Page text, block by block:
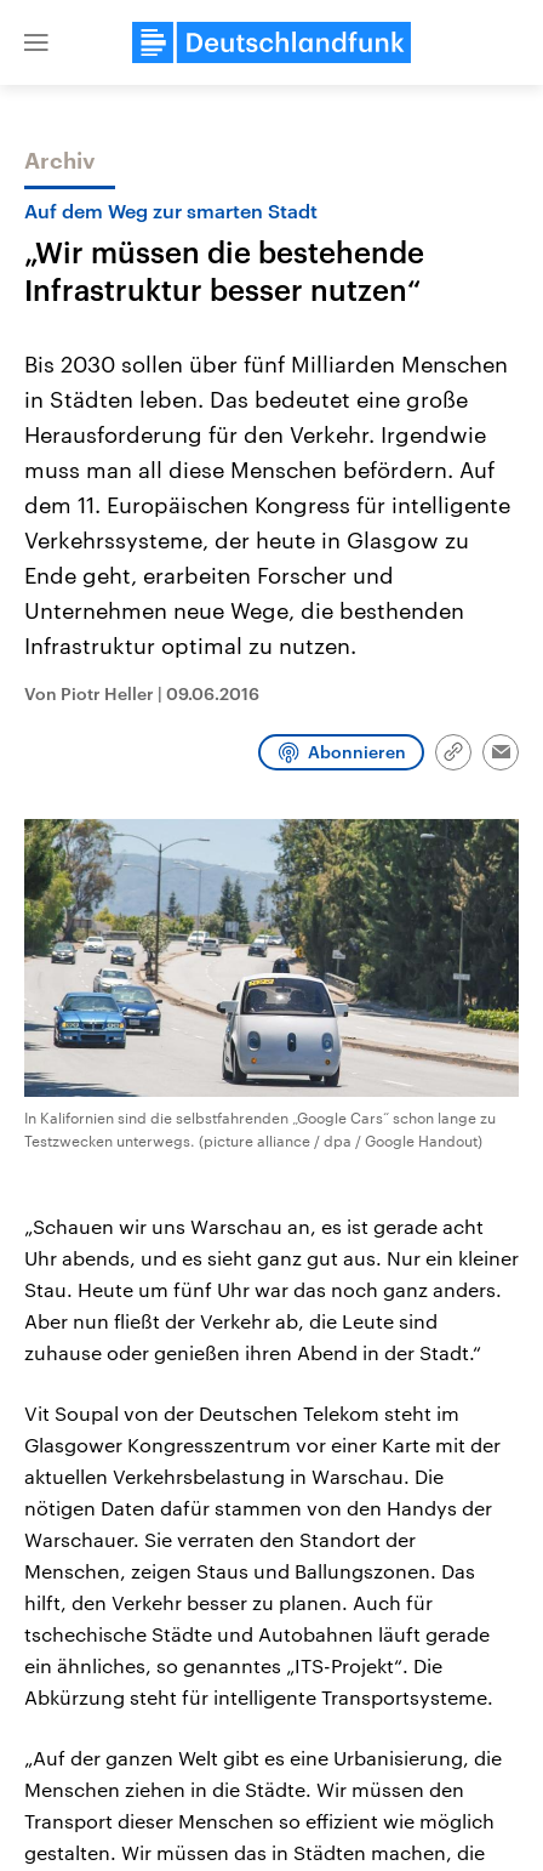
Close
Themen
Landtagswahl Sachsen-Anhalt
2026
Alle Informationen
Sachsen-Anhalt wählt am 6.
September 2026 einen neuen
Landtag. Seit 2021 wird das
Bundesland von einer Koalition aus
CDU, SPD und FDP regiert.-
Umfragen, Prognosen,
Wahlprogramme, aktuelle Berichte
und Hintergründe zu den Parteien
und Kandidaten der anstehenden
Wahl.
USA
Aktuelle Beiträge,
Hintergründe
Wirtschaftlich und
gehören die Vereinigten
den mächtigsten Ländern
mit großem Einfluss auf
aktuelle Weltgeschehen.
Sendungen Programm Podcasts
Archiv
Auf dem Weg zur smarten Stadt
„Wir müssen die bestehende
Infrastruktur besser nutzen“
Bis 2030 sollen über fünf Milliarden Menschen
in Städten leben. Das bedeutet eine große
Herausforderung für den Verkehr. Irgendwie
muss man all diese Menschen befördern. Auf
dem 11. Europäischen Kongress für intelligente
Verkehrssysteme, der heute in Glasgow zu
Ende geht, erarbeiten Forscher und
Unternehmen neue Wege, die besthenden
Infrastruktur optimal zu nutzen.
Von Piotr Heller | 09.06.2016
Abonnieren
Link
In Kalifornien sind die selbstfahrenden „Google Cars“ schon lange zu
Testzwecken unterwegs. (picture alliance / dpa / Google Handout)
„Schauen wir uns Warschau an, es ist gerade acht
Uhr abends, und es sieht ganz gut aus. Nur ein kleiner
Stau. Heute um fünf Uhr war das noch ganz anders.
Aber nun fließt der Verkehr ab, die Leute sind
zuhause oder genießen ihren Abend in der Stadt.“
Vit Soupal von der Deutschen Telekom steht im
Glasgower Kongresszentrum vor einer Karte mit der
aktuellen Verkehrsbelastung in Warschau. Die
nötigen Daten dafür stammen von den Handys der
Warschauer. Sie verraten den Standort der
Menschen, zeigen Staus und Ballungszonen. Das
hilft, den Verkehr besser zu planen. Auch für
tschechische Städte und Autobahnen läuft gerade
ein ähnliches, so genanntes „ITS-Projekt“. Die
Abkürzung steht für intelligente Transportsysteme.
„Auf der ganzen Welt gibt es eine Urbanisierung, die
Menschen ziehen in die Städte. Wir müssen den
Transport dieser Menschen so effizient wie möglich
gestalten. Wir müssen das in Städten machen, die